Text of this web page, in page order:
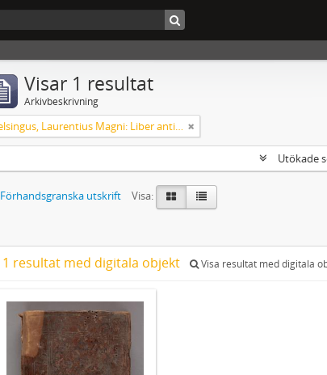
Visar 1 resultat
Arkivbeskrivning
Helsingus, Laurentius Magni: Liber antiphonarius
Utökade
Förhandsgranska utskrift
Visa:
1 resultat med digitala objekt Visa resultat med digitala